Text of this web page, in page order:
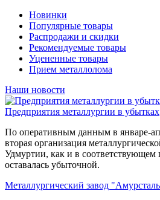
Новинки
Популярные товары
Распродажи и скидки
Рекомендуемые товары
Уцененные товары
Прием металлолома
Наши новости
Предприятия металлургии в убытках
По оперативным данным в январе-
вторая организация
Удмуртии, как и в соответствующем
оставалась убыточной.
Металлургический завод